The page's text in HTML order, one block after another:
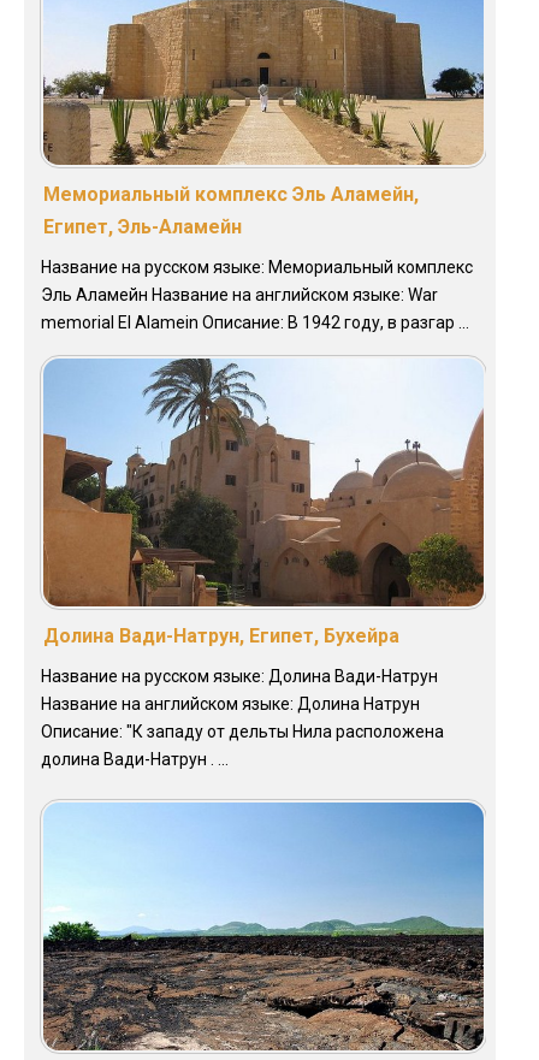
Мемориальный комплекс Эль Аламейн,
Египет, Эль-Аламейн
Название на русском языке: Мемориальный комплекс
Эль Аламейн Название на английском языке: War
memorial El Alamein Описание: В 1942 году, в разгар ...
Долина Вади-Натрун, Египет, Бухейра
Название на русском языке: Долина Вади-Натрун
Название на английском языке: Долина Натрун
Описание: "К западу от дельты Нила расположена
долина Вади-Натрун . ...